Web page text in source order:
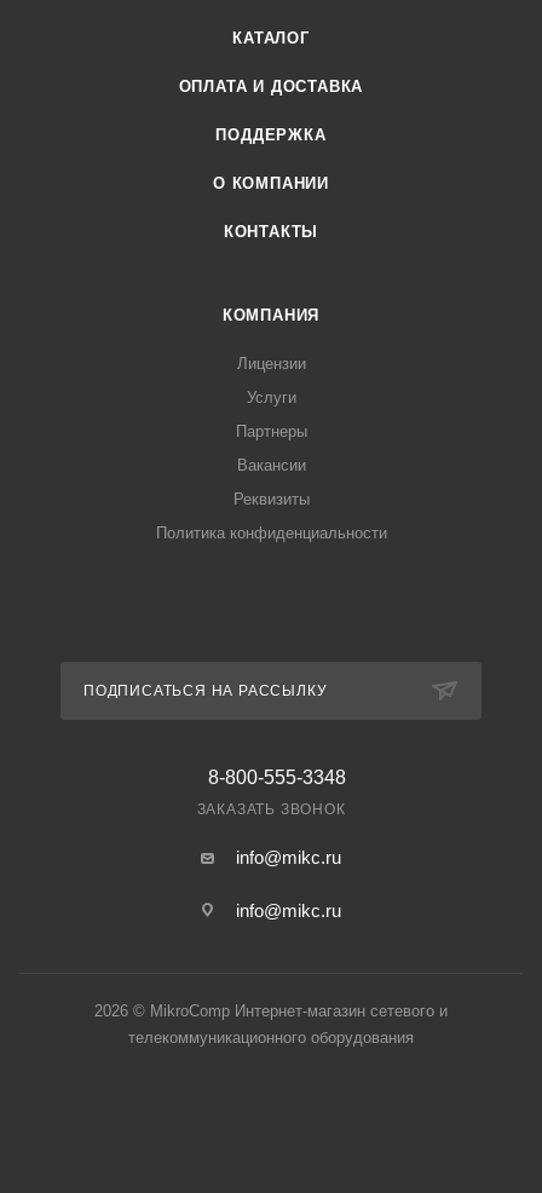
КАТАЛОГ
ОПЛАТА И ДОСТАВКА
ПОДДЕРЖКА
О КОМПАНИИ
КОНТАКТЫ
КОМПАНИЯ
Лицензии
Услуги
Партнеры
Вакансии
Реквизиты
Политика конфиденциальности
ПОДПИСАТЬСЯ НА РАССЫЛКУ
8-800-555-3348
ЗАКАЗАТЬ ЗВОНОК
info@mikc.ru
info@mikc.ru
2026 © MikroComp Интернет-магазин сетевого и
телекоммуникационного оборудования